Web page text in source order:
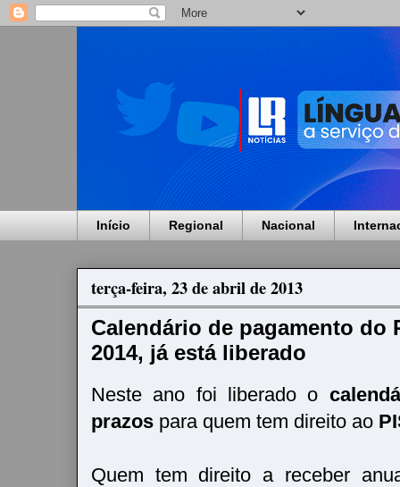
Início Regional Nacional
terça-feira, 23 de abril de 2013
Calendário de pagamento do
2014, já está liberado
Neste ano foi liberado o
prazos para quem tem direito ao
Quem tem direito a receber